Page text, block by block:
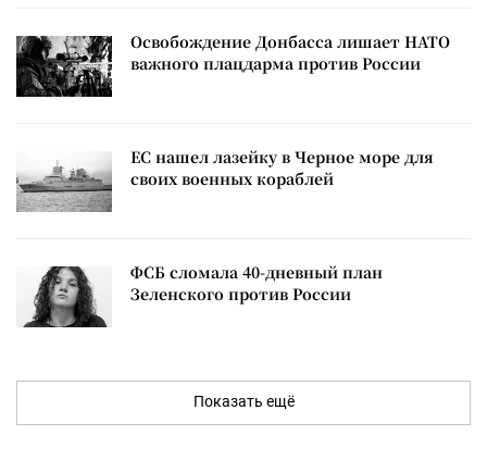
Освобождение Донбасса лишает НАТО
важного плацдарма против России
ЕС нашел лазейку в Черное море для
своих военных кораблей
ФСБ сломала 40-дневный план
Зеленского против России
Показать ещё